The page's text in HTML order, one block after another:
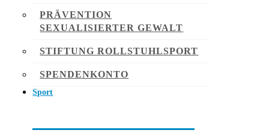
PRÄVENTION
SEXUALISIERTER GEWALT
STIFTUNG ROLLSTUHLSPORT
SPENDENKONTO
Sport